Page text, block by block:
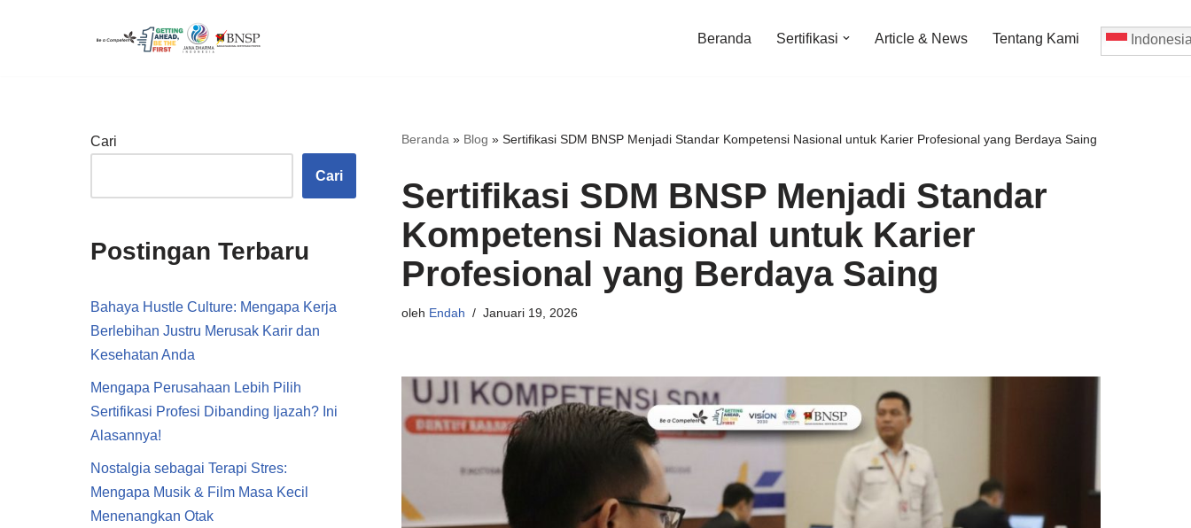
Beranda Sertifikasi Article & News Tentang Kami
Cari
Cari
Postingan Terbaru
Bahaya Hustle Culture: Mengapa Kerja
Berlebihan Justru Merusak Karir dan
Kesehatan Anda
Mengapa Perusahaan Lebih Pilih
Sertifikasi Profesi Dibanding Ijazah? Ini
Alasannya!
Nostalgia sebagai Terapi Stres:
Mengapa Musik & Film Masa Kecil
Menenangkan Otak
Beranda » Blog » Sertifikasi SDM BNSP Menjadi Standar Kompetensi Nasional untuk Karier Profesional yang Berdaya Saing
Sertifikasi SDM BNSP Menjadi Standar
Kompetensi Nasional untuk Karier
Profesional yang Berdaya Saing
oleh Endah Januari 19, 2026